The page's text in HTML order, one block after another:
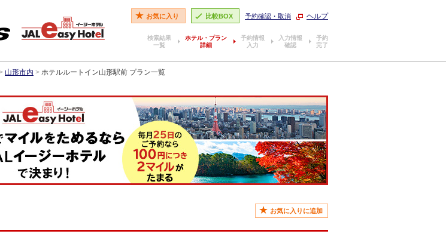
お気に入り 比較BOX 予約確認・取消 ヘルプ
検索結果
一覧
ホテル・プラン
詳細
予約情報
入力
入力情報
確認
予約
完了
山形市内 > ホテルルートイン山形駅前 プラン一覧
お気に入りに追加